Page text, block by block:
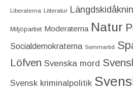
Liberalerna Litteratur
Miljöpartiet Moderaterna Natur
Socialdemokraterna Sommartid
Löfven Svenska mord
Svensk kriminalpolitik